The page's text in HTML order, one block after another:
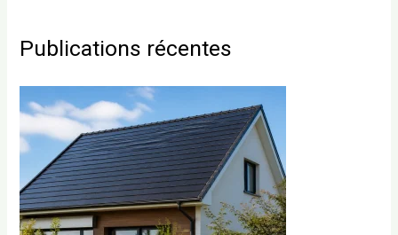
Publications récentes